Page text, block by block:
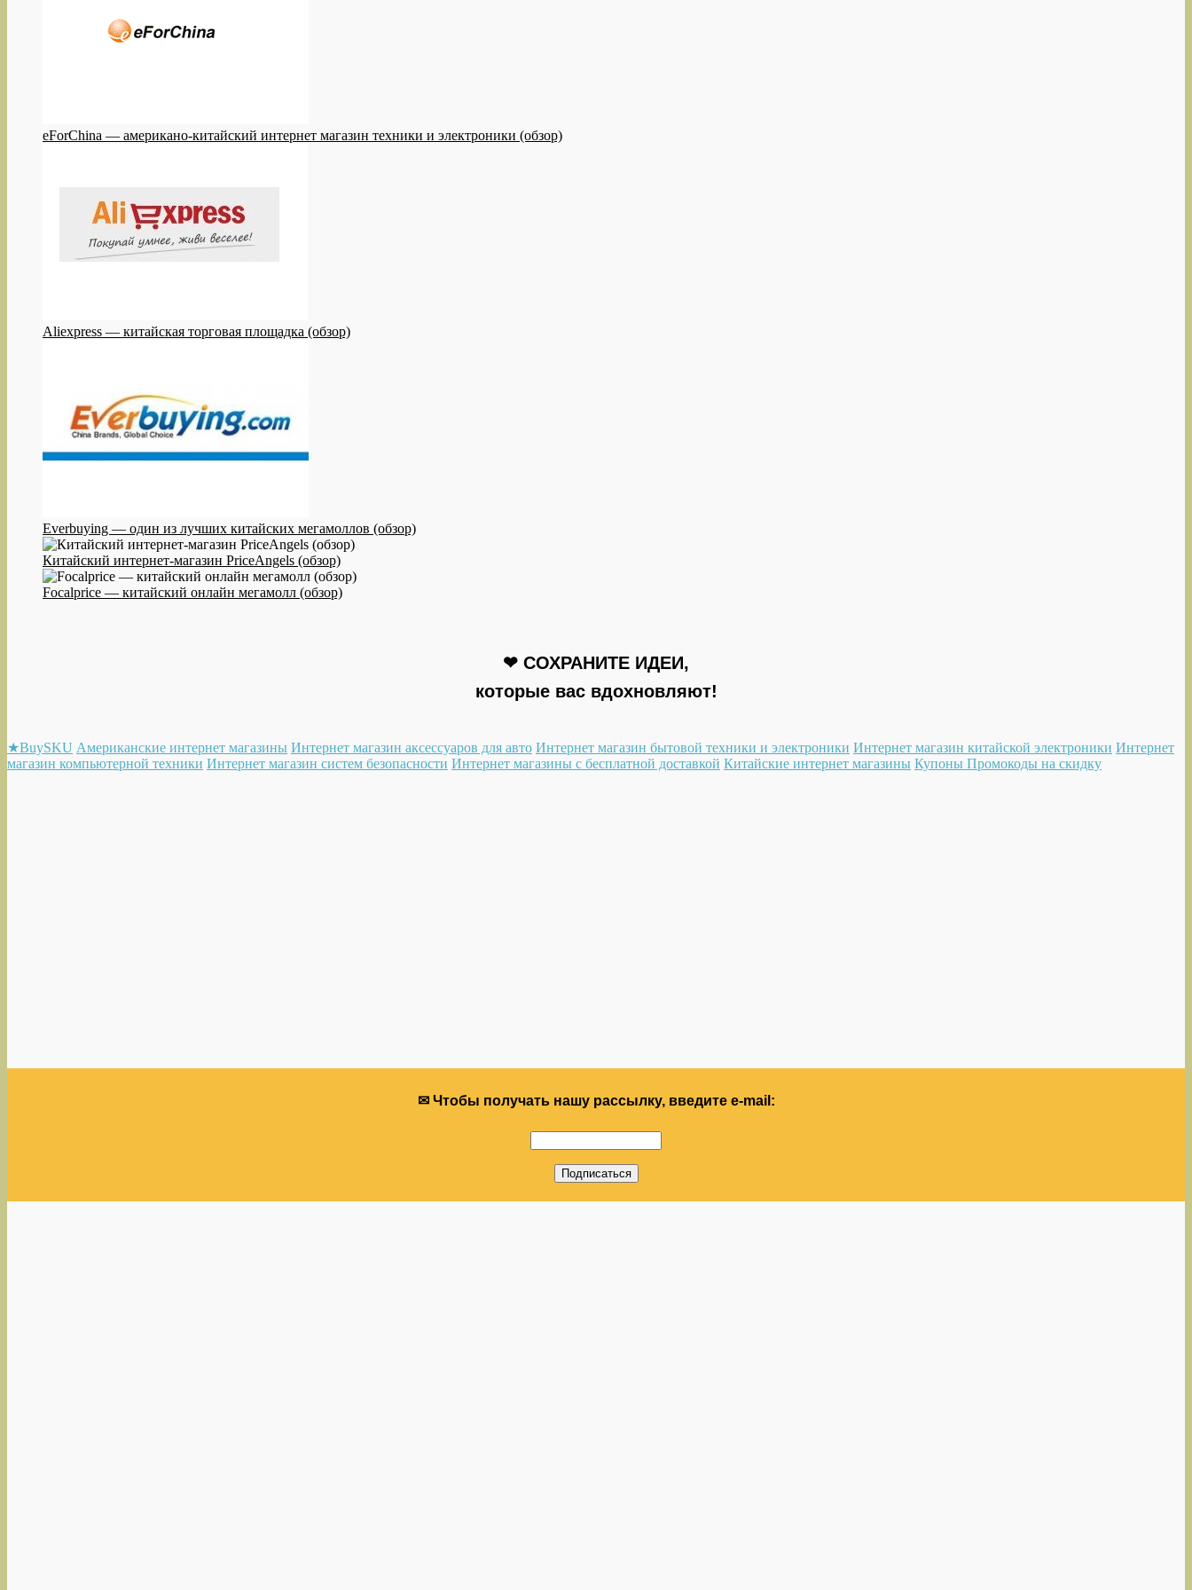
eForChina — американо-китайский интернет магазин техники и электроники (обзор)
Aliexpress — китайская торговая площадка (обзор)
Everbuying — один из лучших китайских мегамоллов (обзор)
Китайский интернет-магазин PriceAngels (обзор)
Focalprice — китайский онлайн мегамолл (обзор)
❤ СОХРАНИТЕ ИДЕИ,
которые вас вдохновляют!
★BuySKU Американские интернет магазины Интернет магазин аксессуаров для авто Интернет магазин бытовой техники и электроники Интернет магазин китайской электроники Интернет
магазин компьютерной техники Интернет магазин систем безопасности Интернет магазины с бесплатной доставкой Китайские интернет магазины Купоны Промокоды на скидку
✉ Чтобы получать нашу рассылку, введите e-mail: